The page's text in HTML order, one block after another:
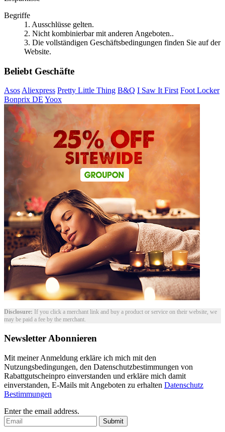
Begriffe
1. Ausschlüsse gelten.
2. Nicht kombinierbar mit anderen Angeboten..
3. Die vollständigen Geschäftsbedingungen finden Sie auf der
Website.
Beliebt Geschäfte
Asos Aliexpress Pretty Little Thing B&Q I Saw It First Foot Locker
Bonprix DE Yoox
Disclosure: If you click a merchant link and buy a product or service on their website, we
may be paid a fee by the merchant.
Newsletter Abonnieren
Mit meiner Anmeldung erkläre ich mich mit den
Nutzungsbedingungen, den Datenschutzbestimmungen von
Rabattgutscheinpro einverstanden und erkläre mich damit
einverstanden, E-Mails mit Angeboten zu erhalten Datenschutz
Bestimmungen
Enter the email address.
Submit